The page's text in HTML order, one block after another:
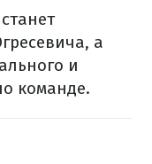
а
и
команде.